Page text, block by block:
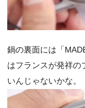
鍋の裏面には「
はフランスが発祥の
いんじゃないかな。